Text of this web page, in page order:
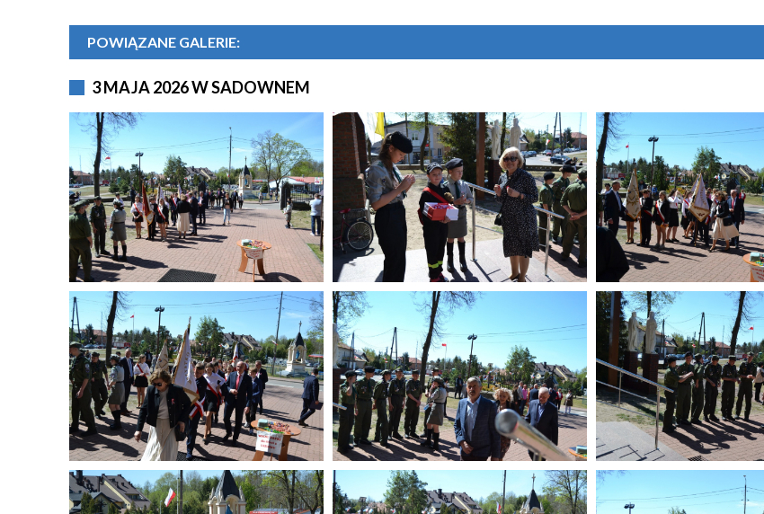
POWIĄZANE GALERIE:
3 MAJA 2026 W SADOWNEM